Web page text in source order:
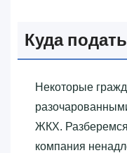
Куда
Некоторые
ЖКХ.
компания